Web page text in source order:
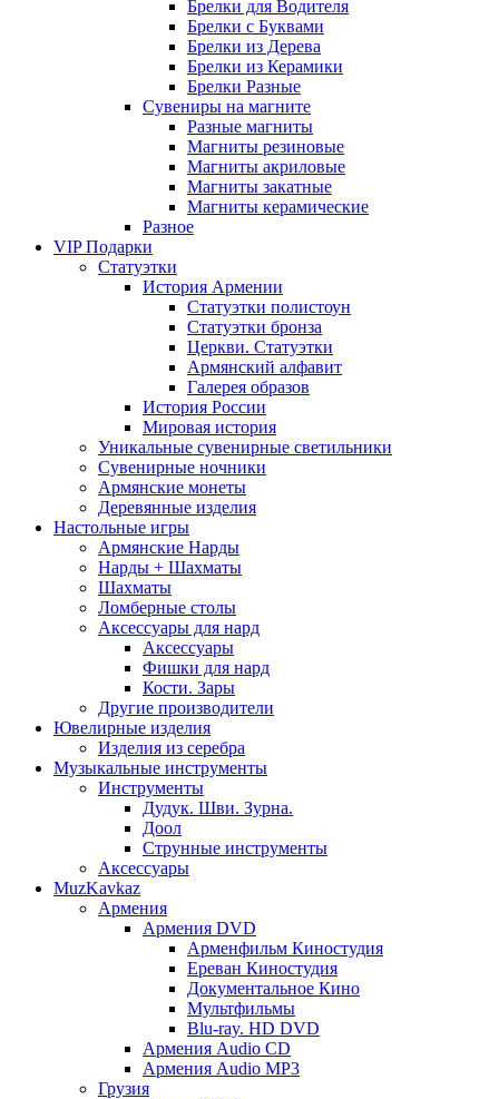
Брелки для Водителя
Брелки с Буквами
Брелки из Дерева
Брелки из Керамики
Брелки Разные
Сувениры на магните
Разные магниты
Магниты резиновые
Магниты акриловые
Магниты закатные
Магниты керамические
Разное
VIP Подарки
Статуэтки
История Армении
Статуэтки полистоун
Статуэтки бронза
Церкви. Статуэтки
Армянский алфавит
Галерея образов
История России
Мировая история
Уникальные сувенирные светильники
Сувенирные ночники
Армянские монеты
Деревянные изделия
Настольные игры
Армянские Нарды
Нарды + Шахматы
Шахматы
Ломберные столы
Аксессуары для нард
Аксессуары
Фишки для нард
Кости. Зары
Другие производители
Ювелирные изделия
Изделия из серебра
Музыкальные инструменты
Инструменты
Дудук. Шви. Зурна.
Доол
Струнные инструменты
Аксессуары
MuzKavkaz
Армения
Армения DVD
Арменфильм Киностудия
Ереван Киностудия
Документальное Кино
Мультфильмы
Blu-ray. HD DVD
Армения Audio CD
Армения Audio MP3
Грузия